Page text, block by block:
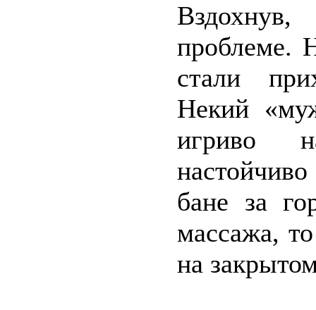
Вздохнув,
проблеме.
стали
Некий
игриво
бане за
массажа,
на